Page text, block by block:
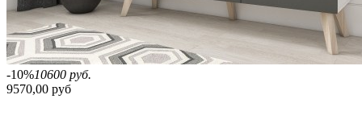
-10%10600 руб.
9570,00 руб